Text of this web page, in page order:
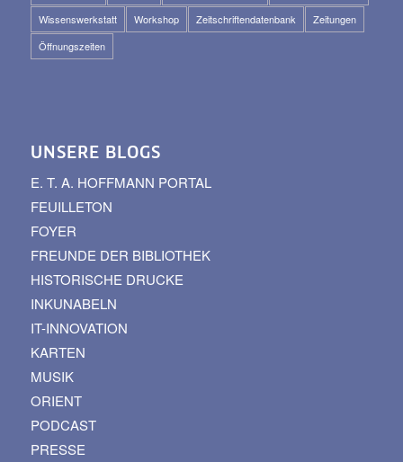
Wissenswerkstatt
Workshop Zeitschriftendatenbank
Zeitungen
Öffnungszeiten
UNSERE BLOGS
E. T. A. HOFFMANN PORTAL
FEUILLETON
FOYER
FREUNDE DER BIBLIOTHEK
HISTORISCHE DRUCKE
INKUNABELN
IT-INNOVATION
KARTEN
MUSIK
ORIENT
PODCAST
PRESSE